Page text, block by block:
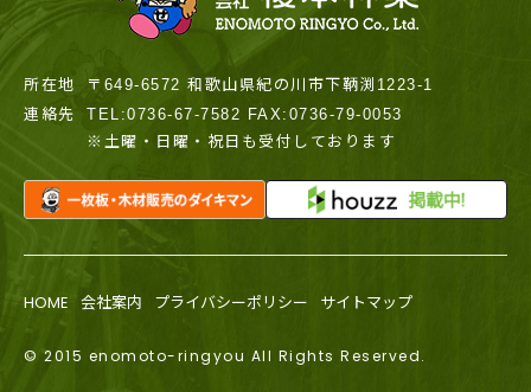
所在地
〒649-6572 和歌山県紀の川市下鞆渕1223-1
連絡先
TEL:0736-67-7582 FAX:0736-79-0053
※土曜・日曜・祝日も受付しております
HOME 会社案内 プライバシーポリシー サイトマップ
© 2015 enomoto-ringyou All Rights Reserved.